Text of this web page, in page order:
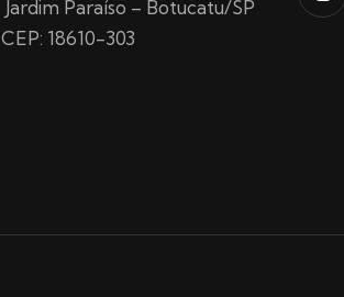
Jardim Paraíso – Botucatu/SP
CEP: 18610-303